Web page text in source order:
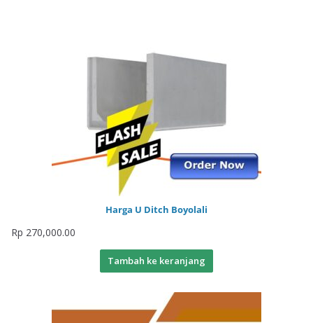
Harga U Ditch Boyolali
Rp 270,000.00
Tambah ke keranjang